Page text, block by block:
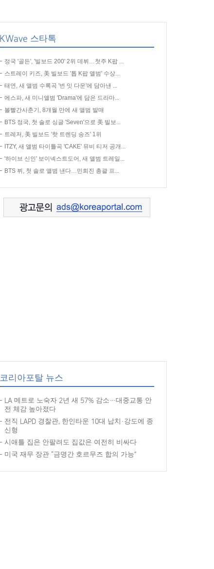
KWave 스타톡
정국 '골든', '빌보드 200' 2위 데뷔…첫주 K팝 ...
스트레이 키즈, 美 빌보드 '톱 K팝 앨범' 수상...
태연, 새 앨범 수록곡 '번 잇 다운'에 담아낸 ...
에스파, 새 미니앨범 'Drama'에 담은 드라마...
볼빨간사춘기, 8개월 만에 새 앨범 발매
BTS 정국, 첫 솔로 싱글 'Seven'으로 美 빌보...
트레저, 美 빌보드 '핫 트렌딩 송즈' 1위
ITZY, 새 앨범 타이틀곡 'CAKE' 뮤비 티저 공개...
'하이브 신인' 보이넥스트도어, 새 앨범 트레일...
BTS 뷔, 첫 솔로 앨범 낸다…민희진 총괄 프...
코리아포탈 뉴스
LA 메트로 노숙자 2년 새 57% 감소…대중교통 안
전 체감 높아졌다
전직 LAPD 경찰관, 한인타운 10대 납치·강도에 종
신형
시애틀 집은 안팔려도 집값은 여전히 비싸다
미국 재무 장관 “금명간 호르무즈 합의 가능”